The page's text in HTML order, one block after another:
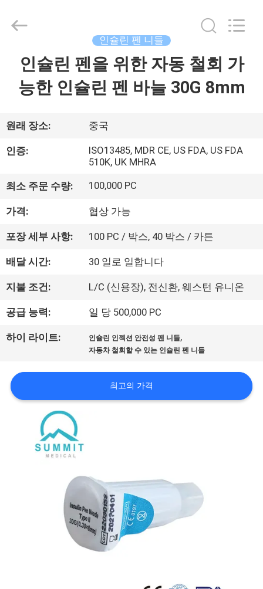
품
쇼
우
리
에
하
여
공
2025
Suzhou
Reserved.
인슐린 펜 니들
인슐린 펜을 위한 자동 철회 가
능한 인슐린 펜 바늘 30G 8mm
원래 장소: 중국
인증:
ISO13485, MDR CE, US FDA, US FDA
510K, UK MHRA
최소 주문 수량: 100,000 PC
가격: 협상 가능
포장 세부 사항: 100 PC / 박스, 40 박스 / 카튼
배달 시간: 30 일로 일합니다
지불 조건: L/C (신용장), 전신환, 웨스턴 유니온
공급 능력: 일 당 500,000 PC
하이 라이트: 인슐린 인젝션 안전성 펜 니들,
자동차 철회할 수 있는 인슐린 펜 니들
최고의 가격